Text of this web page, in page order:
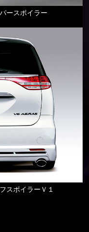
ースポイラー
スポイラーＶ１